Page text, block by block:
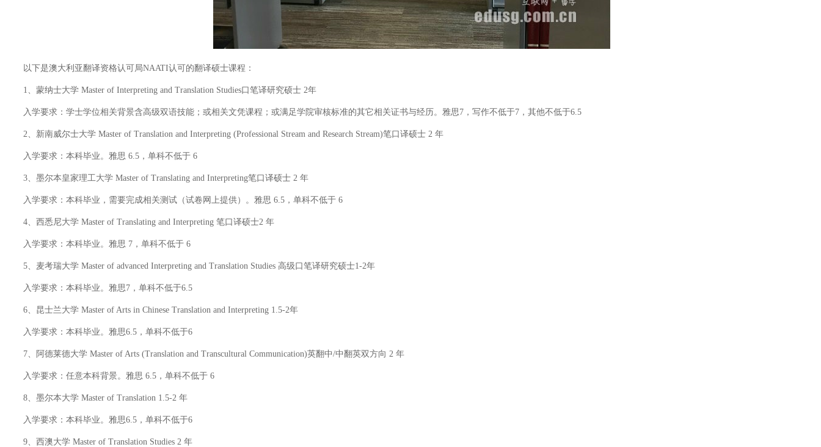
以下是澳大利亚翻译资格认可局NAATI认可的翻译硕士课程：
1、蒙纳士大学 Master of Interpreting and Translation Studies口笔译研究硕士 2年
入学要求：学士学位相关背景含高级双语技能；或相关文凭课程；或满足学院审核标准的其它相关证书与经历。雅思7，写作不低于7，其他不低于6.5
2、新南威尔士大学 Master of Translation and Interpreting (Professional Stream and Research Stream)笔口译硕士 2 年
入学要求：本科毕业。雅思 6.5，单科不低于 6
3、墨尔本皇家理工大学 Master of Translating and Interpreting笔口译硕士 2 年
入学要求：本科毕业，需要完成相关测试（试卷网上提供）。雅思 6.5，单科不低于 6
4、西悉尼大学 Master of Translating and Interpreting 笔口译硕士2 年
入学要求：本科毕业。雅思 7，单科不低于 6
5、麦考瑞大学 Master of advanced Interpreting and Translation Studies 高级口笔译研究硕士1-2年
入学要求：本科毕业。雅思7，单科不低于6.5
6、昆士兰大学 Master of Arts in Chinese Translation and Interpreting 1.5-2年
入学要求：本科毕业。雅思6.5，单科不低于6
7、阿德莱德大学 Master of Arts (Translation and Transcultural Communication)英翻中/中翻英双方向 2 年
入学要求：任意本科背景。雅思 6.5，单科不低于 6
8、墨尔本大学 Master of Translation 1.5-2 年
入学要求：本科毕业。雅思6.5，单科不低于6
9、西澳大学 Master of Translation Studies 2 年